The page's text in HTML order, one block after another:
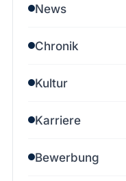
News
Chronik
Kultur
Karriere
Bewerbung